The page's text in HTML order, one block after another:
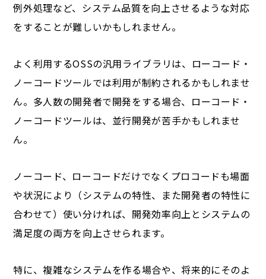
例外処理など、システム品質を向上させるような対応
をすることが難しいかもしれません。
よく利用するOSSの汎用ライブラリは、ローコード・
ノーコードツールでは利用が制約されるかもしれませ
ん。多人数の開発者で開発をする場合、ローコード・
ノーコードツールは、並行開発が苦手かもしれませ
ん。
ノーコード、ローコードだけでなくプロコードも場面
や状況により（システムの特性、また開発者の特性に
合わせて）使い分ければ、開発効率向上とシステムの
満足度の両方を向上させられます。
特に、複雑なシステムを作る場合や、将来的にそのよ